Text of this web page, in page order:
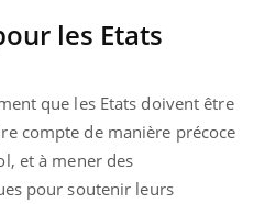
les Etats
que les Etats doivent être
compte de manière précoce
et à mener des
pour soutenir leurs